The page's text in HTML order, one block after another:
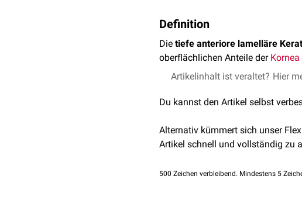
Definition
Die tiefe anteriore lamelläre
oberflächlichen Anteile der Kornea
Artikelinhalt ist veraltet? Hier
Du kannst den Artikel selbst
Alternativ kümmert sich unser
Artikel schnell und vollständig zu
500 Zeichen verbleibend. Mindestens 5